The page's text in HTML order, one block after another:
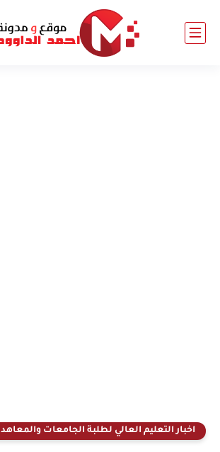
اخبار التعليم العالي لطلبة الجامعات والمعاهد